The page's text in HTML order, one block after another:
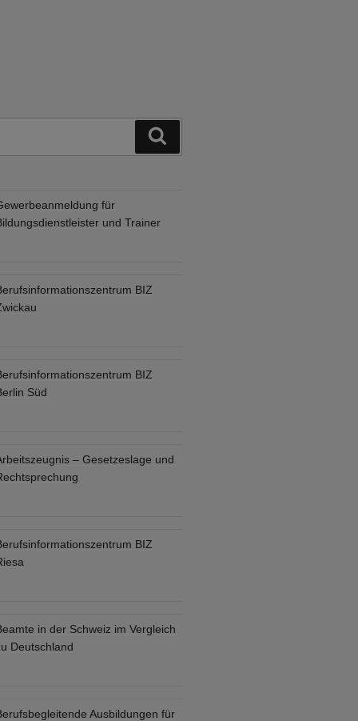
für
und Trainer
BIZ
BIZ
Süd
– Gesetzeslage und
BIZ
in der Schweiz im Vergleich
Deutschland
Ausbildungen für